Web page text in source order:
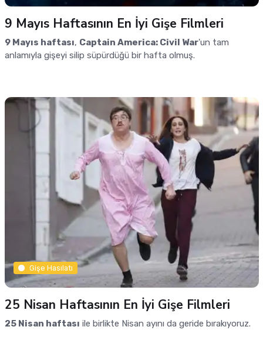
9 Mayıs Haftasının En İyi Gişe Filmleri
9 Mayıs haftası, Captain America: Civil War'un tam
anlamıyla gişeyi silip süpürdüğü bir hafta olmuş.
Gişe Hasılatı
25 Nisan Haftasının En İyi Gişe Filmleri
25 Nisan haftası ile birlikte Nisan ayını da geride bırakıyoruz.